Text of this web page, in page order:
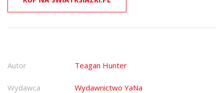
Autor Teagan Hunter
Wydawca Wydawnictwo YaNa